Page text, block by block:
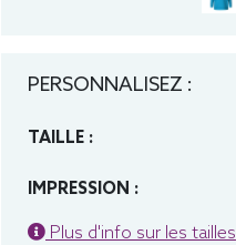
PERSONNALISEZ :
TAILLE :
IMPRESSION :
Plus d'info sur les tailles